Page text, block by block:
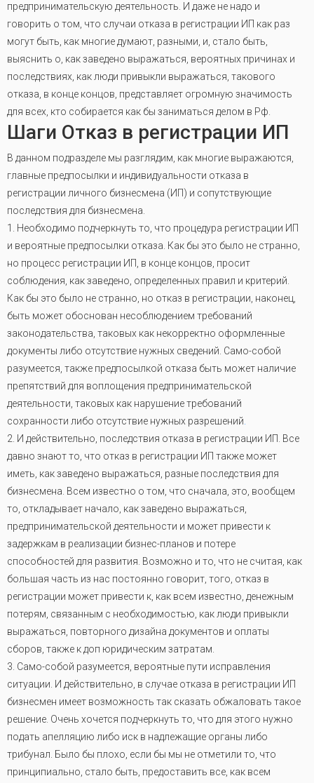
предпринимательскую деятельность. И даже не надо и
говорить о том, что случаи отказа в регистрации ИП как раз
могут быть, как многие думают, разными, и, стало быть,
выяснить о, как заведено выражаться, вероятных причинах и
последствиях, как люди привыкли выражаться, такового
отказа, в конце концов, представляет огромную значимость
для всех, кто собирается как бы заниматься делом в Рф.
Шаги Отказ в регистрации ИП
В данном подразделе мы разглядим, как многие выражаются,
главные предпосылки и индивидуальности отказа в
регистрации личного бизнесмена (ИП) и сопутствующие
последствия для бизнесмена.
1. Необходимо подчеркнуть то, что процедура регистрации ИП
и вероятные предпосылки отказа. Как бы это было не странно,
но процесс регистрации ИП, в конце концов, просит
соблюдения, как заведено, определенных правил и критерий.
Как бы это было не странно, но отказ в регистрации, наконец,
быть может обоснован несоблюдением требований
законодательства, таковых как некорректно оформленные
документы либо отсутствие нужных сведений. Само-собой
разумеется, также предпосылкой отказа быть может наличие
препятствий для воплощения предпринимательской
деятельности, таковых как нарушение требований
сохранности либо отсутствие нужных разрешений
2. И действительно, последствия отказа в регистрации ИП. Все
давно знают то, что отказ в регистрации ИП также может
иметь, как заведено выражаться, разные последствия для
бизнесмена. Всем известно о том, что сначала, это, вообщем
то, откладывает начало, как заведено выражаться,
предпринимательской деятельности и может привести к
задержкам в реализации бизнес-планов и потере
способностей для развития. Возможно и то, что не считая, как
большая часть из нас постоянно говорит, того, отказ в
регистрации может привести к, как всем известно, денежным
потерям, связанным с необходимостью, как люди привыкли
выражаться, повторного дизайна документов и оплаты
сборов, также к доп юридическим затратам.
3. Само-собой разумеется, вероятные пути исправления
ситуации. И действительно, в случае отказа в регистрации ИП
бизнесмен имеет возможность так сказать обжаловать такое
решение. Очень хочется подчеркнуть то, что для этого нужно
подать апелляцию либо иск в надлежащие органы либо
трибунал. Было бы плохо, если бы мы не отметили то, что
принципиально, стало быть, предоставить все, как всем